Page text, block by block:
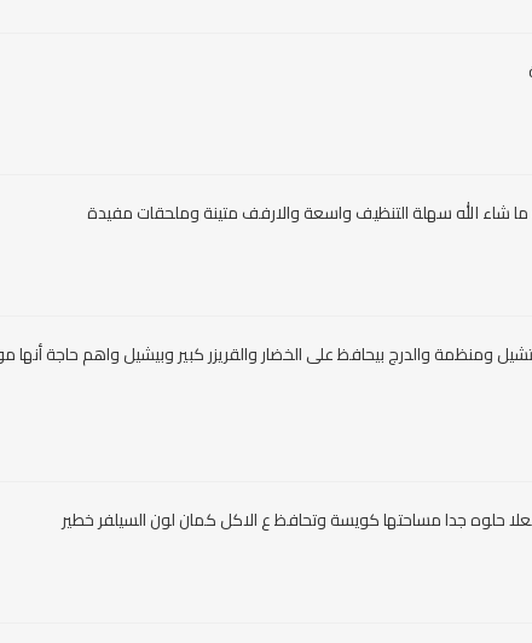
ومنظمة والدرج بيحافظ على الخضار والقريزر كبير وبيشيل واهم حاجة أنها
حلوه جدا مساحتها كويسة وتحافظ ع الاكل كمان لون السيلفر خطير